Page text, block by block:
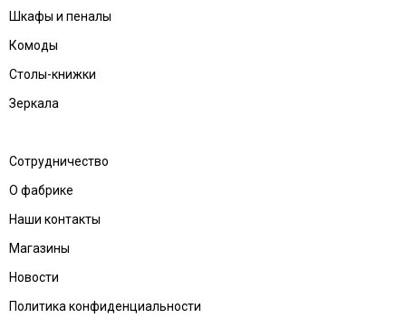
Шкафы и пеналы
Комоды
Столы-книжки
Зеркала
Сотрудничество
О фабрике
Наши контакты
Магазины
Новости
Политика конфиденциальности